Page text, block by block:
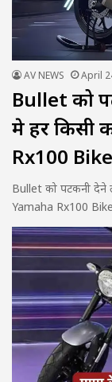
AV NEWS April
Bullet को
मे हर किसी
Rx100 Bike
Bullet को पटकनी देने
Yamaha Rx100